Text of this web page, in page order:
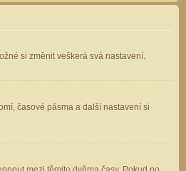
si změnit veškerá svá nastavení.
časové pásma a další nastavení si